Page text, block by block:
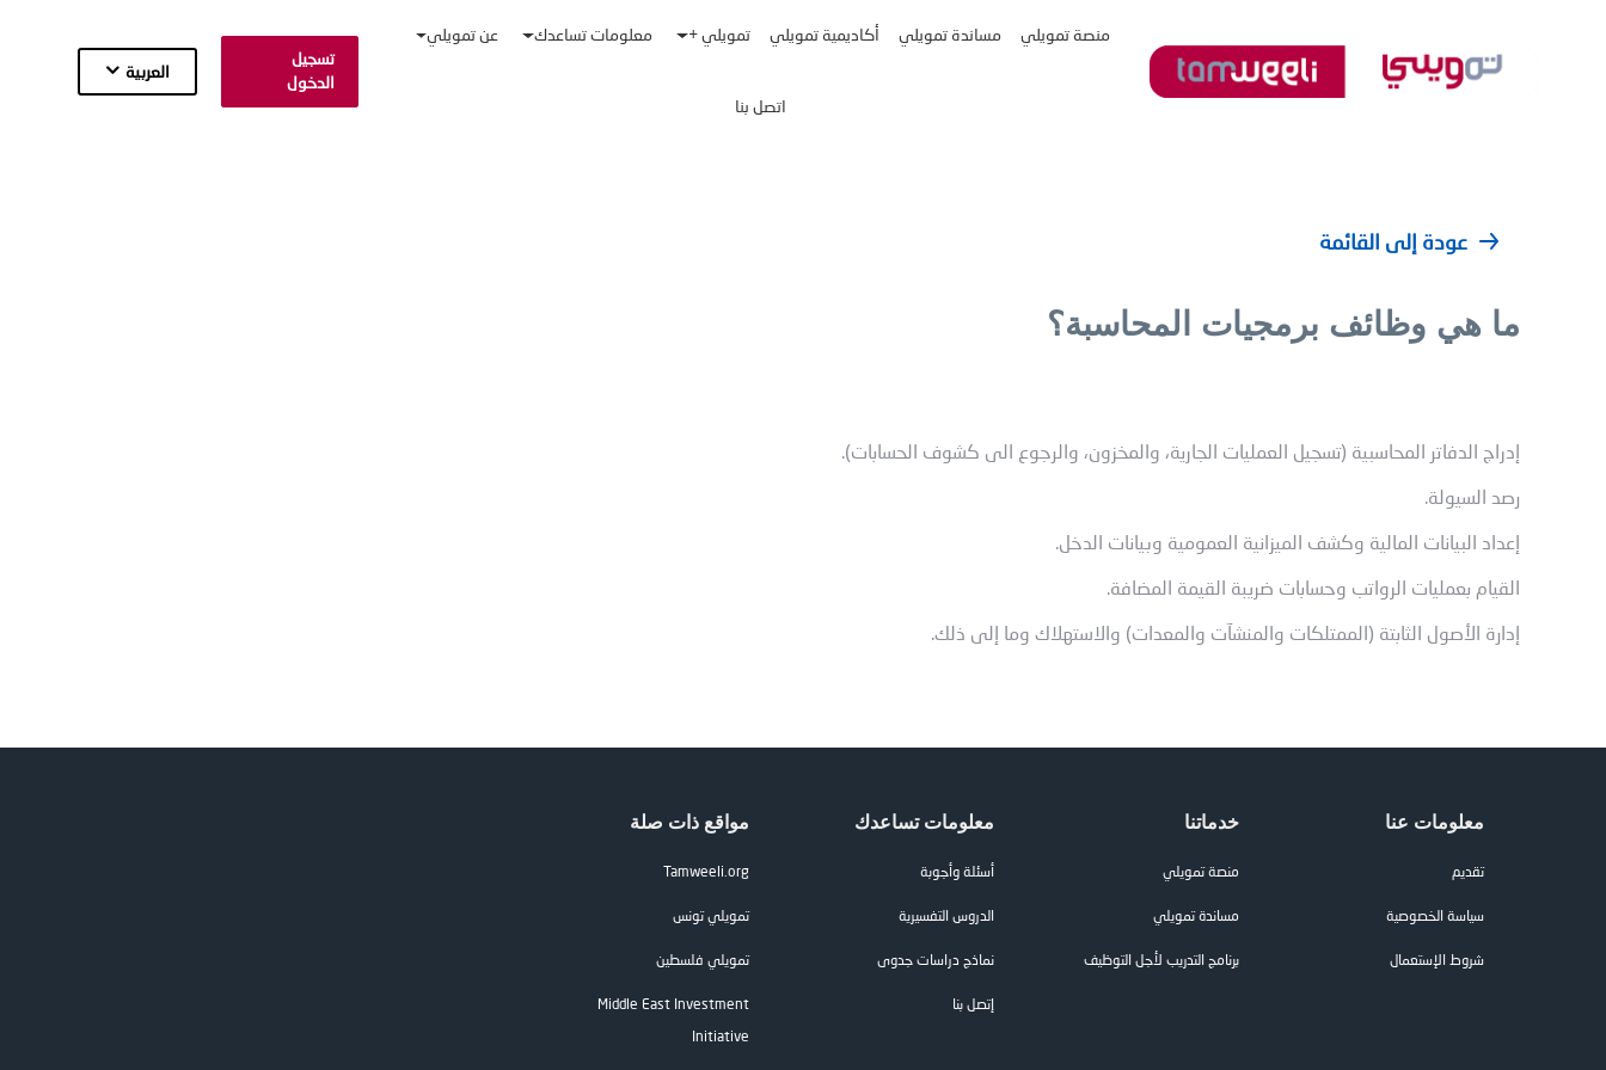
منصة تمويلي مساندة تمويلي أكاديمية تمويلي تمويلي + معلومات تساعدك عن تمويلي
اتصل بنا
تسجيل
الدخول
العربية
عودة إلى القائمة
ما هي وظائف برمجيات المحاسبة؟
إدراج الدفاتر المحاسبية (تسجيل العمليات الجارية، والمخزون، والرجوع الى كشوف الحسابات).
رصد السيولة.
إعداد البيانات المالية وكشف الميزانية العمومية وبيانات الدخل.
القيام بعمليات الرواتب وحسابات ضريبة القيمة المضافة.
إدارة الأصول الثابتة (الممتلكات والمنشآت والمعدات) والاستهلاك وما إلى ذلك.
معلومات عنا
تقديم
سياسة الخصوصية
شروط الإستعمال
خدماتنا
منصة تمويلي
مساندة تمويلي
برنامج التدريب لأجل التوظيف
معلومات تساعدك
أسئلة وأجوبة
الدروس التفسيرية
نماذج دراسات جدوى
إتصل بنا
مواقع ذات صلة
Tamweeli.org
تمويلي تونس
تمويلي فلسطين
Middle East Investment
Initiative